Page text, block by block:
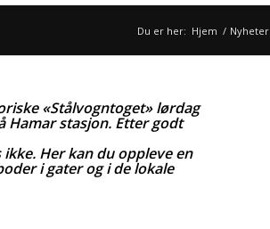
Du er her: Hjem / Nyheter
«Stålvogntoget» lørdag
Hamar stasjon. Etter godt
Her kan du oppleve en
i gater og i de lokale